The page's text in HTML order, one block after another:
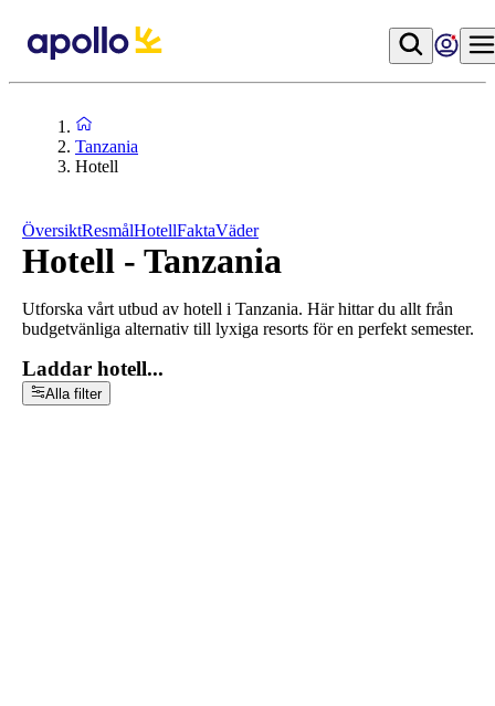
Tanzania
Hotell
ÖversiktResmålHotellFaktaVäder
Hotell - Tanzania
Utforska vårt utbud av hotell i Tanzania. Här hittar du allt från
budgetvänliga alternativ till lyxiga resorts för en perfekt semester.
Laddar hotell...
Alla filter